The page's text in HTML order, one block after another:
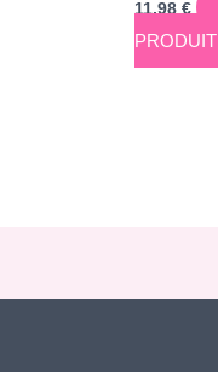
11,98€
PRODUIT